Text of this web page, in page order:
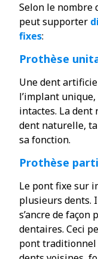
Selon le nombre
peut supporter
fixes:
Prothèse
Une dent
l’implant
intactes. La dent
dent naturelle,
sa fonction.
Prothèse
Le pont fixe sur
plusieurs dents.
s’ancre de
dentaires. Ceci
pont traditionnel